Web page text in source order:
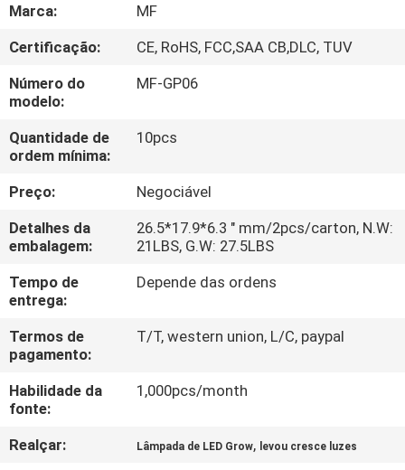
EXCURSÃO
DA
FÁBRICA
CONTROLE
DA
QUALIDADE
CONTACTE-
NOS
PEÇA
UMAS
Marca:
MF
Certificação:
CE, RoHS, FCC,SAA CB,DLC, TUV
Número do
modelo:
MF-GP06
Quantidade de
ordem mínima:
10pcs
Preço:
Negociável
Detalhes da
embalagem:
26.5*17.9*6.3 " mm/2pcs/carton, N.W:
21LBS, G.W: 27.5LBS
Tempo de
entrega:
Depende das ordens
Termos de
pagamento:
T/T, western union, L/C, paypal
Habilidade da
fonte:
1,000pcs/month
Realçar: Lâmpada de LED Grow, levou cresce luzes